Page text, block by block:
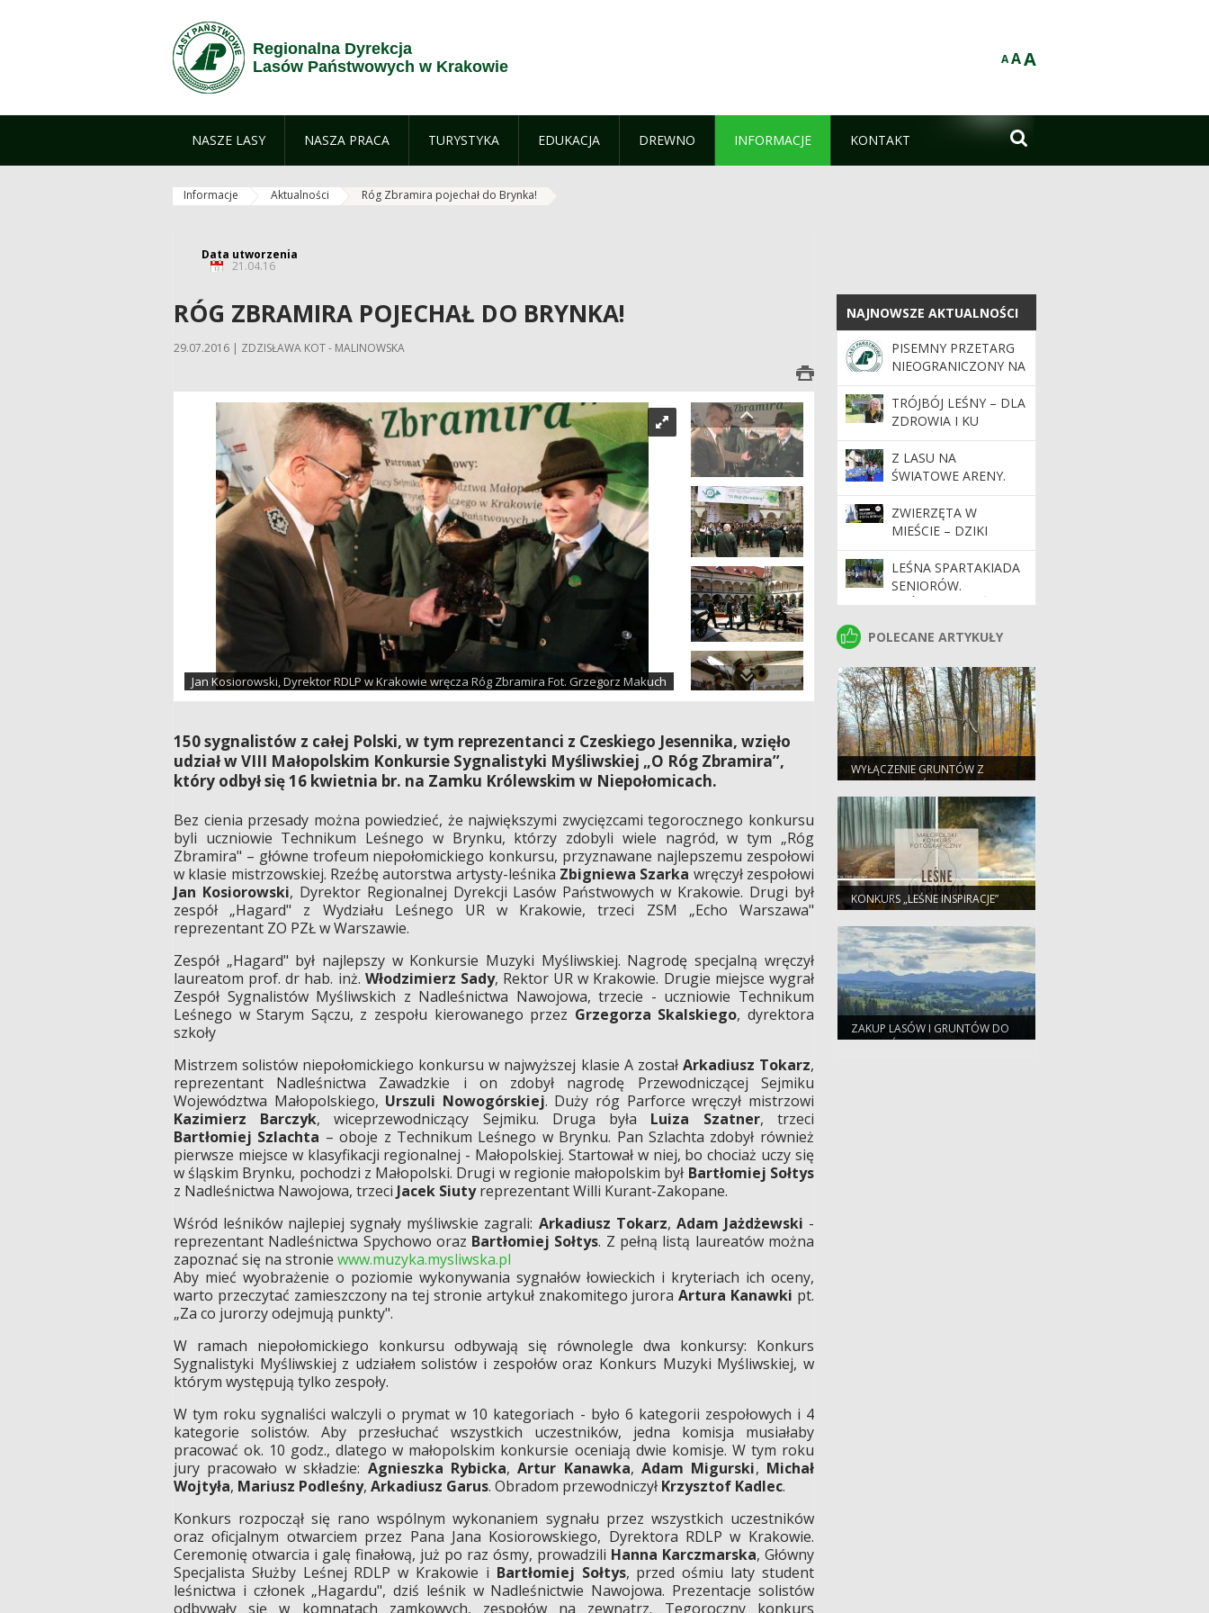
Regionalna Dyrekcja
Lasów Państwowych w Krakowie
AAA
NASZE LASY NASZA PRACA TURYSTYKA EDUKACJA DREWNO INFORMACJE KONTAKT 
Informacje Aktualności Róg Zbramira pojechał do Brynka!
Data utworzenia
21.04.16
RÓG ZBRAMIRA POJECHAŁ DO BRYNKA!
29.07.2016 | ZDZISŁAWA KOT - MALINOWSKA
Jan Kosiorowski, Dyrektor RDLP w Krakowie wręcza Róg Zbramira Fot. Grzegorz Makuch
150 sygnalistów z całej Polski, w tym reprezentanci z Czeskiego Jesennika, wzięło
udział w VIII Małopolskim Konkursie Sygnalistyki Myśliwskiej „O Róg Zbramira”,
który odbył się 16 kwietnia br. na Zamku Królewskim w Niepołomicach.
Bez cienia przesady można powiedzieć, że największymi zwycięzcami tegorocznego konkursu
byli uczniowie Technikum Leśnego w Brynku, którzy zdobyli wiele nagród, w tym „Róg
Zbramira" – główne trofeum niepołomickiego konkursu, przyznawane najlepszemu zespołowi
w klasie mistrzowskiej. Rzeźbę autorstwa artysty-leśnika Zbigniewa Szarka wręczył zespołowi
Jan Kosiorowski, Dyrektor Regionalnej Dyrekcji Lasów Państwowych w Krakowie. Drugi był
zespół „Hagard" z Wydziału Leśnego UR w Krakowie, trzeci ZSM „Echo Warszawa"
reprezentant ZO PZŁ w Warszawie.
Zespół „Hagard" był najlepszy w Konkursie Muzyki Myśliwskiej. Nagrodę specjalną wręczył
laureatom prof. dr hab. inż. Włodzimierz Sady, Rektor UR w Krakowie. Drugie miejsce wygrał
Zespół Sygnalistów Myśliwskich z Nadleśnictwa Nawojowa, trzecie - uczniowie Technikum
Leśnego w Starym Sączu, z zespołu kierowanego przez Grzegorza Skalskiego, dyrektora
szkoły
Mistrzem solistów niepołomickiego konkursu w najwyższej klasie A został Arkadiusz Tokarz,
reprezentant Nadleśnictwa Zawadzkie i on zdobył nagrodę Przewodniczącej Sejmiku
Województwa Małopolskiego, Urszuli Nowogórskiej. Duży róg Parforce wręczył mistrzowi
Kazimierz Barczyk, wiceprzewodniczący Sejmiku. Druga była Luiza Szatner, trzeci
Bartłomiej Szlachta – oboje z Technikum Leśnego w Brynku. Pan Szlachta zdobył również
pierwsze miejsce w klasyfikacji regionalnej - Małopolskiej. Startował w niej, bo chociaż uczy się
w śląskim Brynku, pochodzi z Małopolski. Drugi w regionie małopolskim był Bartłomiej Sołtys
z Nadleśnictwa Nawojowa, trzeci Jacek Siutyreprezentant Willi Kurant-Zakopane.
Wśród leśników najlepiej sygnały myśliwskie zagrali: Arkadiusz Tokarz, Adam Jażdżewski -
reprezentant Nadleśnictwa Spychowo oraz Bartłomiej Sołtys. Z pełną listą laureatów można
zapoznać się na stronie www.muzyka.mysliwska.pl
Aby mieć wyobrażenie o poziomie wykonywania sygnałów łowieckich i kryteriach ich oceny,
warto przeczytać zamieszczony na tej stronie artykuł znakomitego juroraArtura Kanawki pt.
„Za co jurorzy odejmują punkty".
W ramach niepołomickiego konkursu odbywają się równolegle dwa konkursy: Konkurs
Sygnalistyki Myśliwskiej z udziałem solistów i zespołów oraz Konkurs Muzyki Myśliwskiej, w
którym występują tylko zespoły.
W tym roku sygnaliści walczyli o prymat w 10 kategoriach - było 6 kategorii zespołowych i 4
kategorie solistów. Aby przesłuchać wszystkich uczestników, jedna komisja musiałaby
pracować ok. 10 godz., dlatego w małopolskim konkursie oceniają dwie komisje. W tym roku
jury pracowało w składzie: Agnieszka Rybicka,Artur Kanawka,Adam Migurski, Michał
Wojtyła, Mariusz Podleśny, Arkadiusz Garus. Obradom przewodniczył Krzysztof Kadlec.
Konkurs rozpoczął się rano wspólnym wykonaniem sygnału przez wszystkich uczestników
oraz oficjalnym otwarciem przez Pana Jana Kosiorowskiego, Dyrektora RDLP w Krakowie.
Ceremonię otwarcia i galę finałową, już po raz ósmy, prowadzili Hanna Karczmarska, Główny
Specjalista Służby Leśnej RDLP w Krakowie i Bartłomiej Sołtys, przed ośmiu laty student
leśnictwa i członek „Hagardu", dziś leśnik w Nadleśnictwie Nawojowa. Prezentacje solistów
odbywały się w komnatach zamkowych, zespołów na zewnątrz. Tegoroczny konkurs
NAJNOWSZE AKTUALNOŚCI
NAJNOWSZE AKTUALNOŚCI
PISEMNY PRZETARG
NIEOGRANICZONY NA
SPRZEDAŻ
UŻYWANYCH
ŚRODKÓW TRWAŁYCH
I NIETRWAŁYCH
(DRUKARKI).
TRÓJBÓJ LEŚNY – DLA
ZDROWIA I KU
RADOŚCI
Z LASU NA
ŚWIATOWE ARENY.
LEŚNIK Z
NADLEŚNICTWA
LIMANOWA W
CZOŁÓWCE PUCHARU
ŚWIATA W
PARATRIATLONIE
ZWIERZĘTA W
MIEŚCIE – DZIKI
MIESZCZUCH POD
WAWELEM
LEŚNA SPARTAKIADA
SENIORÓW.
TRÓJBOJEM LEŚNYM
POLECANE ARTYKUŁY
POLECANE ARTYKUŁY
WYŁĄCZENIE GRUNTÓW Z
PRODUKCJI LEŚNEJ
KONKURS „LEŚNE INSPIRACJE”
2023 - ZAPRASZAMY!
ZAKUP LASÓW I GRUNTÓW DO
ZALESIEŃ